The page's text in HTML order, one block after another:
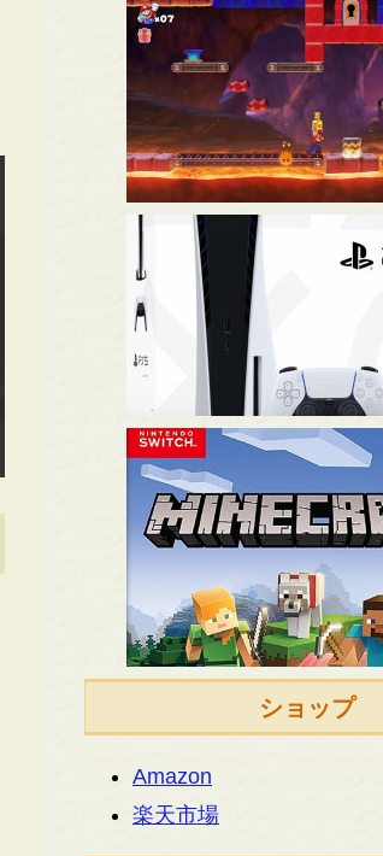
ショップ
Amazon
楽天市場